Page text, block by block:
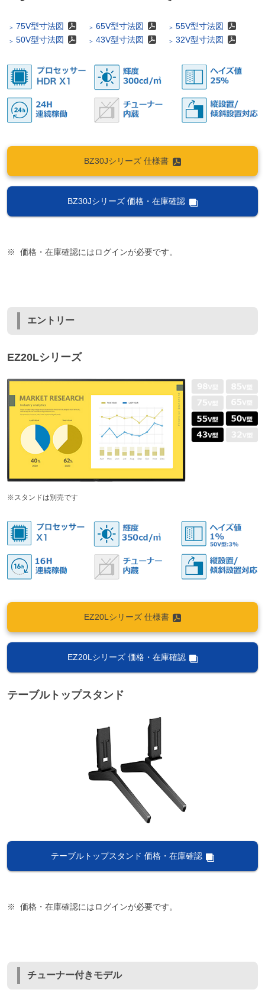
75V型寸法図 65V型寸法図
55V型寸法図
50V型寸法図
43V型寸法図 32V型寸法図
BZ30Jシリーズ 仕様書
BZ30Jシリーズ 価格・在庫確認
価格・在庫確認にはログインが必要です。
エントリー
EZ20Lシリーズ
※スタンドは別売です
EZ20Lシリーズ 仕様書
EZ20Lシリーズ 価格・在庫確認
テーブルトップスタンド
テーブルトップスタンド 価格・在庫確認
価格・在庫確認にはログインが必要です。
チューナー付きモデル